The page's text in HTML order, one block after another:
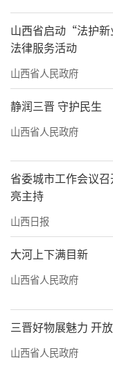
精品景点线路
值、生态价值、
城市人也多了
激
“我们青松
的‘诗和远方’
的坚实桥梁。
几年前她离开
的全新赛道，
坡的一个小型农
子研学、休闲度
乡邻，农场内
如今，这
山西省启动“法护
法律服务活动
山西省人民政府
静润三晋 守护民生
山西省人民政府
省委城市工作会议
亮主持
山西日报
大河上下满目新
山西省人民政府
三晋好物展魅力 开
山西省人民政府